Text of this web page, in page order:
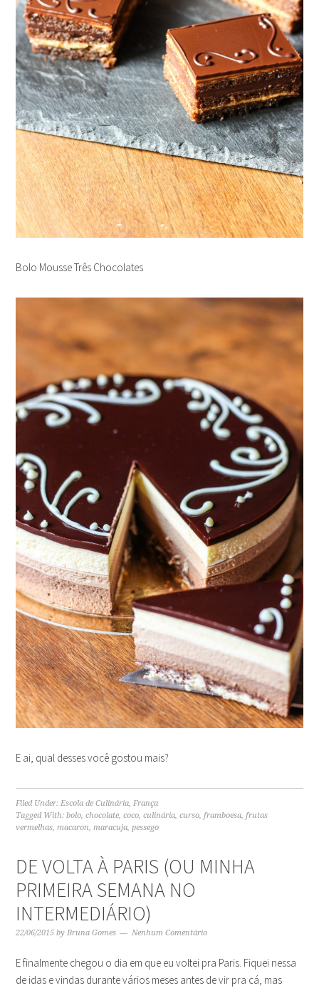
Bolo Mousse Três Chocolates
E ai, qual desses você gostou mais?
Filed Under:Escola de Culinária,França
Tagged With:bolo,chocolate,coco,culinária,curso,framboesa,frutas
vermelhas,macaron,maracuja,pessego
DE VOLTA À PARIS (OU MINHA
PRIMEIRA SEMANA NO
INTERMEDIÁRIO)
22/06/2015 byBruna Gomes Nenhum Comentário
E finalmente chegou o dia em que eu voltei pra Paris. Fiquei nessa
de idas e vindas durante vários meses antes de vir pra cá, mas